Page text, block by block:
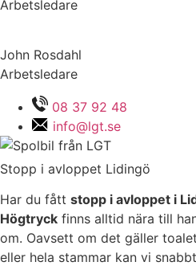
Arbetsledare
John Rosdahl
Arbetsledare
08 37 92 48
info@lgt.se
Stopp i avloppet Lidingö
Har du fått stopp i avloppet i
Högtryck finns alltid nära till
om. Oavsett om det gäller
eller hela stammar kan vi